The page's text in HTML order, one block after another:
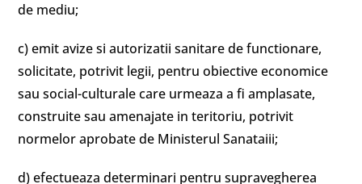
de mediu;
c) emit avize si autorizatii sanitare de functionare,
solicitate, potrivit legii, pentru obiective economice
sau social-culturale care urmeaza a fi amplasate,
construite sau amenajate in teritoriu, potrivit
normelor aprobate de Ministerul Sanataiii;
d) efectueaza determinari pentru supravegherea